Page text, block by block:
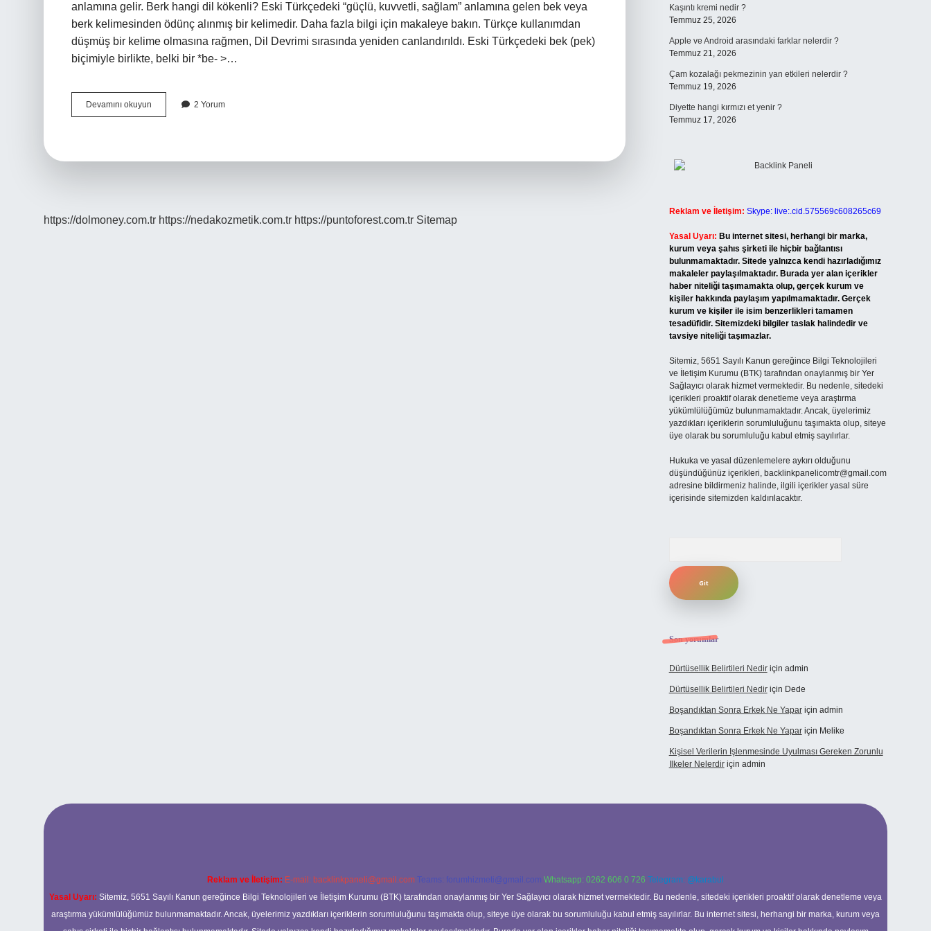
anlamına gelir. Berk hangi dil kökenli? Eski Türkçedeki “güçlü, kuvvetli, sağlam” anlamına gelen bek veya
berk kelimesinden ödünç alınmış bir kelimedir. Daha fazla bilgi için makaleye bakın. Türkçe kullanımdan
düşmüş bir kelime olmasına rağmen, Dil Devrimi sırasında yeniden canlandırıldı. Eski Türkçedeki bek (pek)
biçimiyle birlikte, belki bir *be- >…
Devamını okuyun
Arap
2 Yorum
https://dolmoney.com.tr https://nedakozmetik.com.tr https://puntoforest.com.tr Sitemap
Kaşıntı kremi nedir ?
Temmuz 25, 2026
Apple ve Android arasındaki farklar nelerdir ?
Temmuz 21, 2026
Çam kozalağı pekmezinin yan etkileri nelerdir ?
Temmuz 19, 2026
Diyette hangi kırmızı et yenir ?
Temmuz 17, 2026
Reklam ve İletişim: Skype: live:.cid.575569c608265c69
Yasal Uyarı: Bu internet sitesi, herhangi bir marka,
kurum veya şahıs şirketi ile hiçbir bağlantısı
bulunmamaktadır. Sitede yalnızca kendi hazırladığımız
makaleler paylaşılmaktadır. Burada yer alan içerikler
haber niteliği taşımamakta olup, gerçek kurum ve
kişiler hakkında paylaşım yapılmamaktadır. Gerçek
kurum ve kişiler ile isim benzerlikleri tamamen
tesadüfidir. Sitemizdeki bilgiler taslak halindedir ve
tavsiye niteliği taşımazlar.
Sitemiz, 5651 Sayılı Kanun gereğince Bilgi Teknolojileri
ve İletişim Kurumu (BTK) tarafından onaylanmış bir Yer
Sağlayıcı olarak hizmet vermektedir. Bu nedenle, sitedeki
içerikleri proaktif olarak denetleme veya araştırma
yükümlülüğümüz bulunmamaktadır. Ancak, üyelerimiz
yazdıkları içeriklerin sorumluluğunu taşımakta olup, siteye
üye olarak bu sorumluluğu kabul etmiş sayılırlar.
Hukuka ve yasal düzenlemelere aykırı olduğunu
düşündüğünüz içerikleri, backlinkpanelicomtr@gmail.com
adresine bildirmeniz halinde, ilgili içerikler yasal süre
içerisinde sitemizden kaldırılacaktır.
Son yorumlar
Dürtüsellik Belirtileri Nediriçin admin
Dürtüsellik Belirtileri Nediriçin Dede
Boşandıktan Sonra Erkek Ne Yapariçin admin
Boşandıktan Sonra Erkek Ne Yapariçin Melike
Kişisel Verilerin Işlenmesinde Uyulması Gereken Zorunlu
Ilkeler Nelerdiriçin admin
Reklam ve İletişim: E-mail: backlinkpaneli@gmail.com Teams: forumhizmeti@gmail.com Whatsapp: 0262 606 0 726 Telegram: @karabul
Yasal Uyarı: Sitemiz, 5651 Sayılı Kanun gereğince Bilgi Teknolojileri ve İletişim Kurumu (BTK) tarafından onaylanmış bir Yer Sağlayıcı olarak hizmet vermektedir. Bu nedenle, sitedeki içerikleri proaktif olarak denetleme veya
araştırma yükümlülüğümüz bulunmamaktadır. Ancak, üyelerimiz yazdıkları içeriklerin sorumluluğunu taşımakta olup, siteye üye olarak bu sorumluluğu kabul etmiş sayılırlar. Bu internet sitesi, herhangi bir marka, kurum veya